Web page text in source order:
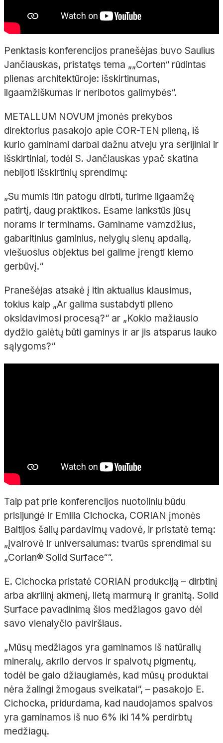
Penktasis konferencijos pranešėjas buvo Saulius
Jančiauskas, pristatęs tema „„Corten“ rūdintas
plienas architektūroje: išskirtinumas,
ilgaamžiškumas ir neribotos galimybės“.
METALLUM NOVUM įmonės prekybos
direktorius pasakojo apie COR-TEN plieną, iš
kurio gaminami darbai dažnu atveju yra serijiniai ir
išskirtiniai, todėl S. Jančiauskas ypač skatina
nebijoti išskirtinių sprendimų:
„Su mumis itin patogu dirbti, turime ilgaamžę
patirtį, daug praktikos. Esame lankstūs jūsų
norams ir terminams. Gaminame vamzdžius,
gabaritinius gaminius, nelygių sienų apdailą,
viešuosius objektus bei galime įrengti kiemo
gerbūvį.“
Pranešėjas atsakė į itin aktualius klausimus,
tokius kaip „Ar galima sustabdyti plieno
oksidavimosi procesą?“ ar „Kokio mažiausio
dydžio galėtų būti gaminys ir ar jis atsparus lauko
sąlygoms?“
Taip pat prie konferencijos nuotoliniu būdu
prisijungė ir Emilia Cichocka, CORIAN įmonės
Baltijos šalių pardavimų vadovė, ir pristatė temą:
„Įvairovė ir universalumas: tvarūs sprendimai su
„Corian® Solid Surface““.
E. Cichocka pristatė CORIAN produkciją – dirbtinį
arba akrilinį akmenį, lietą marmurą ir granitą. Solid
Surface pavadinimą šios medžiagos gavo dėl
savo vienalyčio paviršiaus.
„Mūsų medžiagos yra gaminamos iš natūralių
mineralų, akrilo dervos ir spalvotų pigmentų,
todėl be galo džiaugiamės, kad mūsų produktai
nėra žalingi žmogaus sveikatai“, – pasakojo E.
Cichocka, pridurdama, kad naudojamos spalvos
yra gaminamos iš nuo 6% iki 14% perdirbtų
medžiagų.